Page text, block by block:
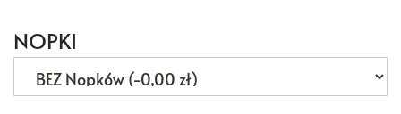
NOPKI